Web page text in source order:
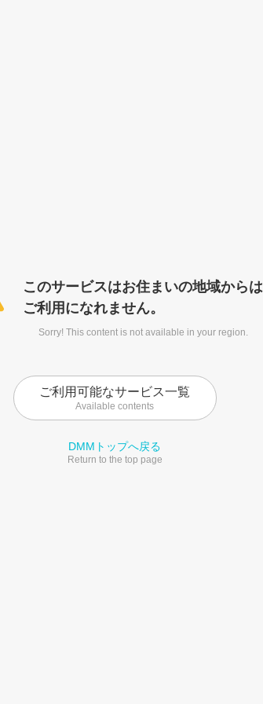
このサービスはお住まいの地域からは
ご利用になれません。
Sorry! This content is not available in your region.
ご利用可能なサービス一覧
Available contents
DMMトップへ戻る
Return to the top page